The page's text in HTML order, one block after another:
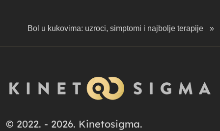
Bol u kukovima: uzroci, simptomi i najbolje terapije »
© 2022. - 2026. Kinetosigma.